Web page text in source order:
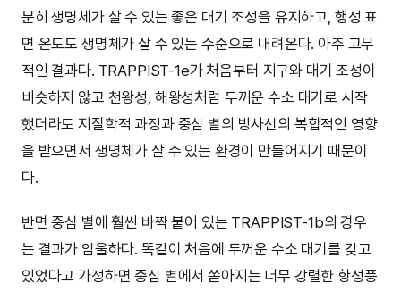
분히 생명체가 살 수 있는 좋은 대기 조성을 유지하고, 행성 표
면 온도도 생명체가 살 수 있는 수준으로 내려온다. 아주 고무
적인 결과다. TRAPPIST-1e가 처음부터 지구와 대기 조성이
비슷하지 않고 천왕성, 해왕성처럼 두꺼운 수소 대기로 시작
했더라도 지질학적 과정과 중심 별의 방사선의 복합적인 영향
을 받으면서 생명체가 살 수 있는 환경이 만들어지기 때문이
다.
반면 중심 별에 훨씬 바짝 붙어 있는 TRAPPIST-1b의 경우
는 결과가 암울하다. 똑같이 처음에 두꺼운 수소 대기를 갖고
있었다고 가정하면 중심 별에서 쏟아지는 너무 강렬한 항성풍